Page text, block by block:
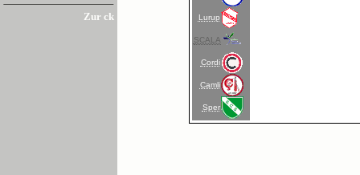
Zur ck Lurup
SCALA
Cordi
Camli
Sper